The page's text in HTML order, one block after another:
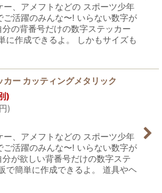
ー、アメフトなどの スポーツ少年
ご活躍のみんな〜! いらない数字が
の背番号だけの数字ステッカー
に作成できるよ。 しかもサイズも
カー カッティングメタリック
)
円)
ー、アメフトなどの スポーツ少年
ご活躍のみんな〜! いらない数字が
が欲しい背番号だけの数字ステ
で簡単に作成できるよ。 道具やヘ